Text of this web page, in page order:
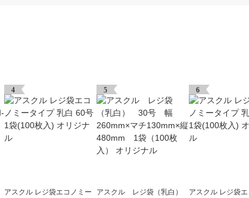
4
アスクル レジ袋エコノミー
5
アスクル レジ袋（乳白）
6
アスクル レジ袋